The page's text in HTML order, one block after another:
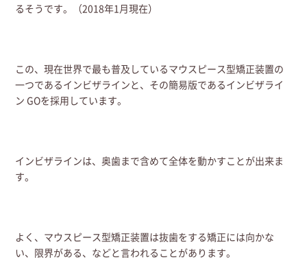
るそうです。（2018年1月現在）
この、現在世界で最も普及しているマウスピース型矯正装置の
一つであるインビザラインと、その簡易版であるインビザライ
ン GOを採用しています。
インビザラインは、奥歯まで含めて全体を動かすことが出来ま
す。
よく、マウスピース型矯正装置は抜歯をする矯正には向かな
い、限界がある、などと言われることがあります。